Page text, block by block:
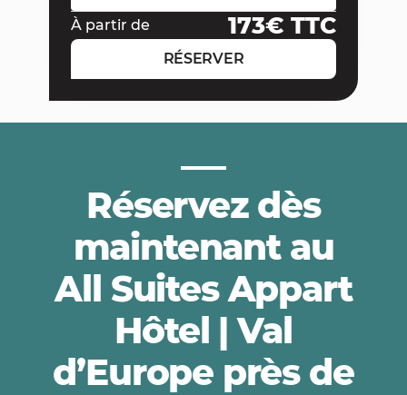
À partir de
173€ TTC
RÉSERVER
Réservez dès
maintenant au
All Suites Appart
Hôtel | Val
d’Europe près de